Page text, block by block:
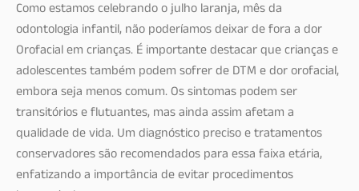
Como estamos celebrando o julho laranja, mês da
odontologia infantil, não poderíamos deixar de fora a dor
Orofacial em crianças. É importante destacar que crianças e
adolescentes também podem sofrer de DTM e dor orofacial,
embora seja menos comum. Os sintomas podem ser
transitórios e flutuantes, mas ainda assim afetam a
qualidade de vida. Um diagnóstico preciso e tratamentos
conservadores são recomendados para essa faixa etária,
enfatizando a importância de evitar procedimentos